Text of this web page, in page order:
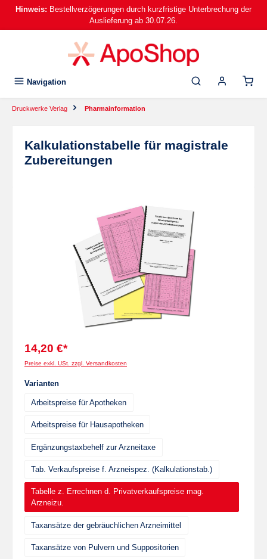
springen
Hinweis: Bestellverzögerungen durch kurzfristige Unterbrechung der
Auslieferung ab 30.07.26.
Navigation
Druckwerke Verlag Pharmainformation
Kalkulationstabelle für magistrale
Zubereitungen
14,20 €*
Preise exkl. USt. zzgl. Versandkosten
Variantenauswählen
Arbeitspreise für Apotheken
Arbeitspreise für Hausapotheken
Ergänzungstaxbehelf zur Arzneitaxe
Tab. Verkaufspreise f. Arzneispez. (Kalkulationstab.)
Tabelle z. Errechnen d. Privatverkaufspreise mag.
Arzneizu.
Taxansätze der gebräuchlichen Arzneimittel
Taxansätze von Pulvern und Suppositorien